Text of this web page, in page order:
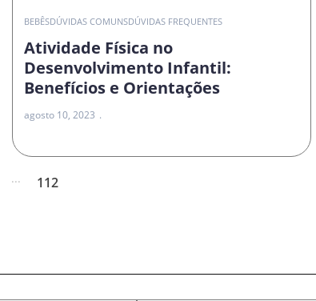
BEBÊSDÚVIDAS COMUNSDÚVIDAS FREQUENTES
Atividade Física no
Desenvolvimento Infantil:
Benefícios e Orientações
agosto 10, 2023
... 112